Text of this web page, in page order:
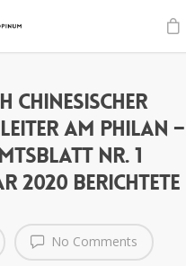
chinesischer
am Philan –
Nr. 1
2020 berichtete
No Comments